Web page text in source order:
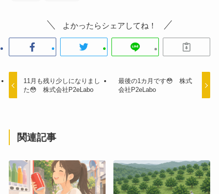
よかったらシェアしてね！
11月も残り少しになりまし
た😳 株式会社P2eLabo
最後の1カ月です😳 株式
会社P2eLabo
関連記事